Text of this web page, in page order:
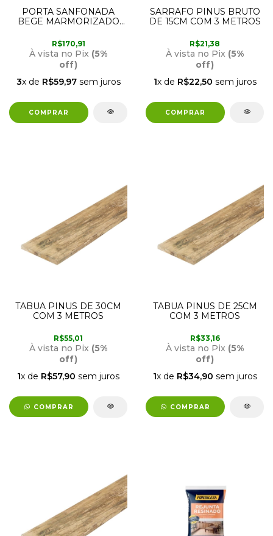
PORTA SANFONADA
BEGE MARMORIZADO
R$170,91
À vista no Pix (5%
off)
3x de R$59,97sem juros
SARRAFO PINUS BRUTO
DE 15CM COM 3 METROS
R$21,38
À vista no Pix (5%
off)
1x de R$22,50 sem juros
TABUA PINUS DE 30CM
COM 3 METROS
R$55,01
À vista no Pix (5%
off)
1x de R$57,90 sem juros
COMPRAR
TABUA PINUS DE 25CM
COM 3 METROS
R$33,16
À vista no Pix (5%
off)
1x de R$34,90 sem juros
COMPRAR